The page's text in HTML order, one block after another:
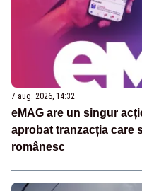
7 aug. 2026, 14:32
eMAG are un singur
aprobat tranzacția care
românesc